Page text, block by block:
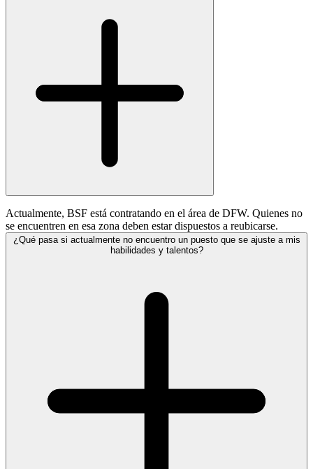
Actualmente, BSF está contratando en el área de DFW. Quienes no
se encuentren en esa zona deben estar dispuestos a reubicarse.
¿Qué pasa si actualmente no encuentro un puesto que se ajuste a mis
habilidades y talentos?